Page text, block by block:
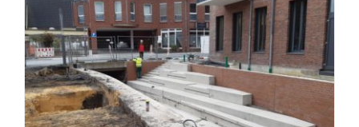
Promenade Davidstraße